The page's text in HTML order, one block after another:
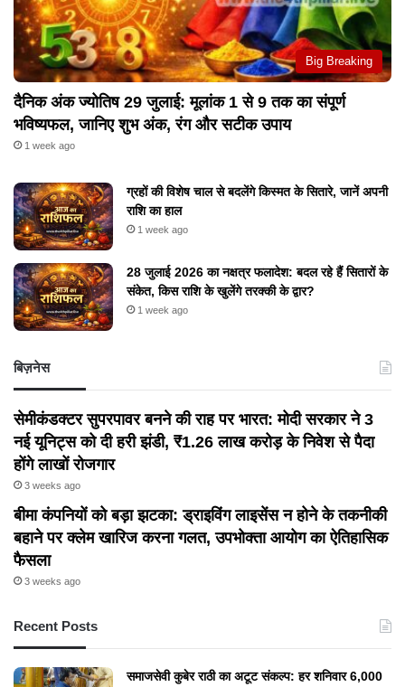
Big Breaking
दैनिक अंक ज्योतिष 29 जुलाई: मूलांक 1 से 9 तक का संपूर्ण
भविष्यफल, जानिए शुभ अंक, रंग और सटीक उपाय
1 week ago
ग्रहों की विशेष चाल से बदलेंगे किस्मत के सितारे, जानें अपनी
राशि का हाल
1 week ago
28 जुलाई 2026 का नक्षत्र फलादेश: बदल रहे हैं सितारों के
संकेत, किस राशि के खुलेंगे तरक्की के द्वार?
1 week ago
बिज़नेस
सेमीकंडक्टर सुपरपावर बनने की राह पर भारत: मोदी सरकार ने 3
नई यूनिट्स को दी हरी झंडी, ₹1.26 लाख करोड़ के निवेश से पैदा
होंगे लाखों रोजगार
3 weeks ago
बीमा कंपनियों को बड़ा झटका: ड्राइविंग लाइसेंस न होने के तकनीकी
बहाने पर क्लेम खारिज करना गलत, उपभोक्ता आयोग का ऐतिहासिक
फैसला
3 weeks ago
Recent Posts
समाजसेवी कुबेर राठी का अटूट संकल्प: हर शनिवार 6,000